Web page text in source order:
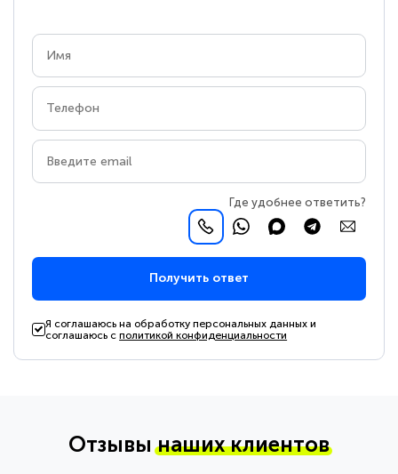
Где удобнее ответить?
Получить ответ
Я соглашаюсь на обработку персональных данных и
соглашаюсь сполитикой конфиденциальности
Отзывынаших клиентов